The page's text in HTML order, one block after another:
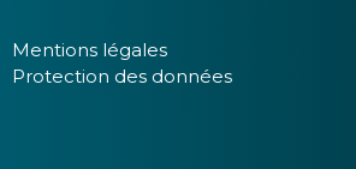
Mentions légales
Protection des données